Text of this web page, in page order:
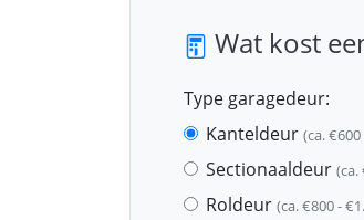
Wat kost
Type garagedeur:
Kanteldeur (ca.
Sectionaaldeur (ca.
Roldeur (ca. €800 -